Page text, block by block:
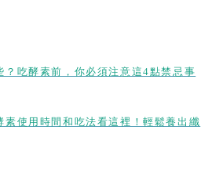
？吃酵素前，你必須注意這4點禁忌事
素使用時間和吃法看這裡！輕鬆養出纖